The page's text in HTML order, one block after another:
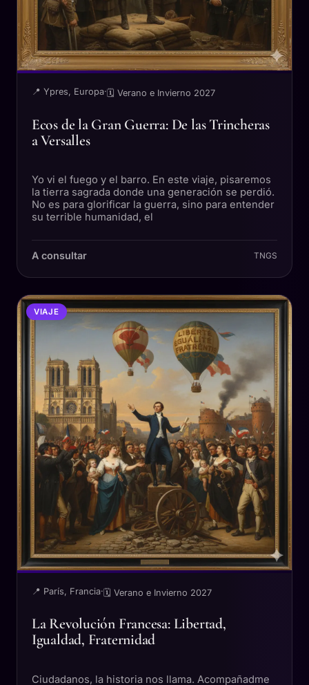
📍 Ypres, Europa· 🗓 Verano e Invierno 2027
Ecos de la Gran Guerra: De las Trincheras
a Versalles
Yo vi el fuego y el barro. En este viaje, pisaremos
la tierra sagrada donde una generación se perdió.
No es para glorificar la guerra, sino para entender
su terrible humanidad, el
A consultar TNGS
VIAJE
📍 París, Francia· 🗓 Verano e Invierno 2027
La Revolución Francesa: Libertad,
Igualdad, Fraternidad
Ciudadanos, la historia nos llama. Acompañadme